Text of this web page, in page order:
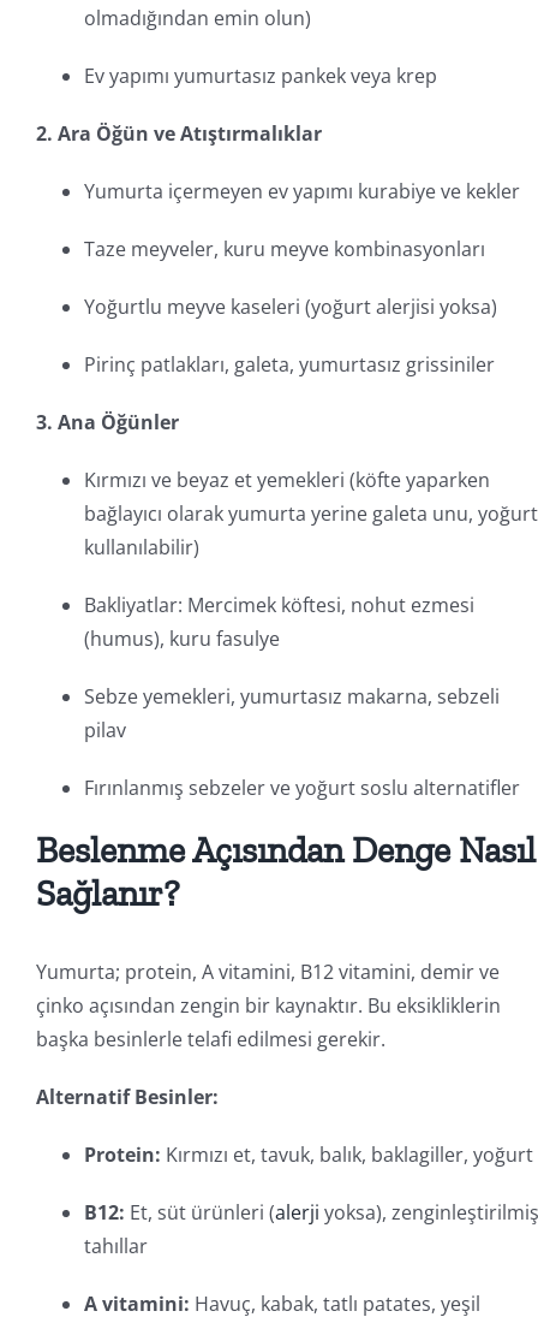
olmadığından emin olun)
Ev yapımı yumurtasız pankek veya krep
2. Ara Öğün ve Atıştırmalıklar
Yumurta içermeyen ev yapımı kurabiye ve kekler
Taze meyveler, kuru meyve kombinasyonları
Yoğurtlu meyve kaseleri (yoğurt alerjisi yoksa)
Pirinç patlakları, galeta, yumurtasız grissiniler
3. Ana Öğünler
Kırmızı ve beyaz et yemekleri (köfte yaparken
bağlayıcı olarak yumurta yerine galeta unu, yoğurt
kullanılabilir)
Bakliyatlar: Mercimek köftesi, nohut ezmesi
(humus), kuru fasulye
Sebze yemekleri, yumurtasız makarna, sebzeli
pilav
Fırınlanmış sebzeler ve yoğurt soslu alternatifler
Beslenme Açısından Denge Nasıl
Sağlanır?
Yumurta; protein, A vitamini, B12 vitamini, demir ve
çinko açısından zengin bir kaynaktır. Bu eksikliklerin
başka besinlerle telafi edilmesi gerekir.
Alternatif Besinler:
Protein: Kırmızı et, tavuk, balık, baklagiller, yoğurt
B12: Et, süt ürünleri (alerji yoksa), zenginleştirilmiş
tahıllar
A vitamini: Havuç, kabak, tatlı patates, yeşil